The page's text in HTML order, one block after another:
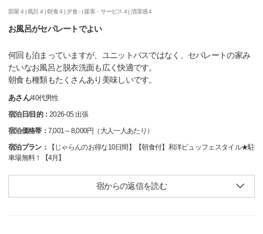
部屋 4 | 風呂 4 |朝食 4 | 夕食 - |接客・サービス 4 |清潔感 4
お風呂がセパレートでよい
何回も泊まっていますが、ユニットバスではなく、セパレートの家み
たいなお風呂と脱衣洗面も広く快適です。
朝食も種類もたくさんあり美味しいです。
あさん/40代男性
宿泊日/目的：2026-05 出張
宿泊価格帯： 7,001～8,000円（大人一人あたり）
宿泊プラン：
【じゃらんのお得な10日間】【朝食付】和洋ビュッフェスタイル★駐
車場無料！【4月】
宿からの返信を読む